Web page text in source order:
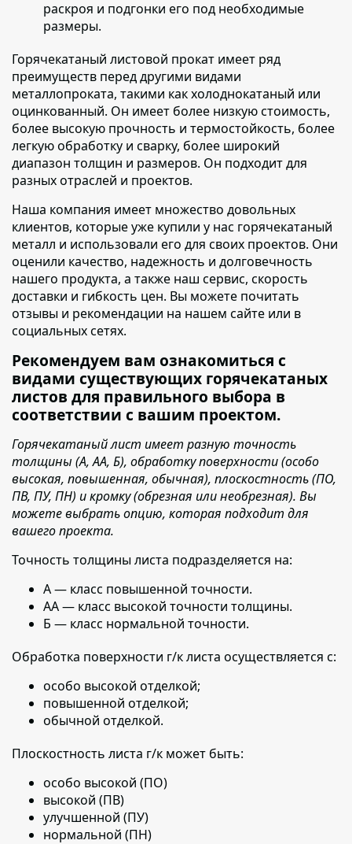
раскроя и подгонки его под необходимые
размеры.
Горячекатаный листовой прокат имеет ряд
преимуществ перед другими видами
металлопроката, такими как холоднокатаный или
оцинкованный. Он имеет более низкую стоимость,
более высокую прочность и термостойкость, более
легкую обработку и сварку, более широкий
диапазон толщин и размеров. Он подходит для
разных отраслей и проектов.
Наша компания имеет множество довольных
клиентов, которые уже купили у нас горячекатаный
металл и использовали его для своих проектов. Они
оценили качество, надежность и долговечность
нашего продукта, а также наш сервис, скорость
доставки и гибкость цен. Вы можете почитать
отзывы и рекомендации на нашем сайте или в
социальных сетях.
Рекомендуем вам ознакомиться с
видами существующих горячекатаных
листов для правильного выбора в
соответствии с вашим проектом.
Горячекатаный лист имеет разную точность
толщины (А, АА, Б), обработку поверхности (особо
высокая, повышенная, обычная), плоскостность (ПО,
ПВ, ПУ, ПН) и кромку (обрезная или необрезная). Вы
можете выбрать опцию, которая подходит для
вашего проекта.
Точность толщины листа подразделяется на:
А — класс повышенной точности.
АА — класс высокой точности толщины.
Б — класс нормальной точности.
Обработка поверхности г/к листа осуществляется с:
особо высокой отделкой;
повышенной отделкой;
обычной отделкой.
Плоскостность листа г/к может быть:
особо высокой (ПО)
высокой (ПВ)
улучшенной (ПУ)
нормальной (ПН)